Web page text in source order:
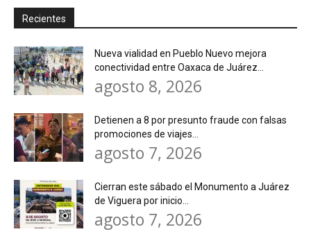
Recientes
Nueva vialidad en Pueblo Nuevo mejora
conectividad entre Oaxaca de Juárez...
agosto 8, 2026
Detienen a 8 por presunto fraude con falsas
promociones de viajes...
agosto 7, 2026
Cierran este sábado el Monumento a Juárez
de Viguera por inicio...
agosto 7, 2026